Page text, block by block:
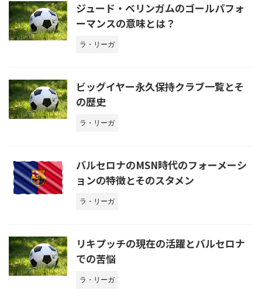
ジュード・ベリンガムのゴールパフォ
ーマンスの意味とは？
ラ・リーガ
ビッグイヤー永久保持クラブ一覧とそ
の歴史
ラ・リーガ
バルセロナのMSN時代のフォーメーシ
ョンの特徴とそのスタメン
ラ・リーガ
リキプッチの現在の活躍とバルセロナ
での苦悩
ラ・リーガ